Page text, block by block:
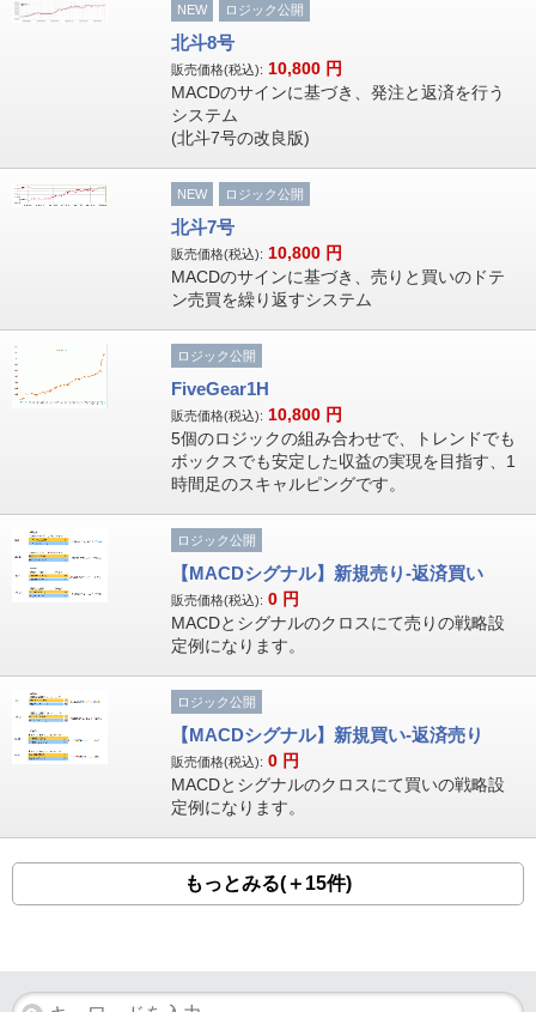
NEW ロジック公開
北斗8号
販売価格(税込): 10,800 円
MACDのサインに基づき、発注と返済を行う
システム
(北斗7号の改良版)
NEW ロジック公開
北斗7号
販売価格(税込): 10,800 円
MACDのサインに基づき、売りと買いのドテ
ン売買を繰り返すシステム
ロジック公開
FiveGear1H
販売価格(税込): 10,800 円
5個のロジックの組み合わせで、トレンドでも
ボックスでも安定した収益の実現を目指す、1
時間足のスキャルピングです。
ロジック公開
【MACDシグナル】新規売り-返済買い
販売価格(税込): 0 円
MACDとシグナルのクロスにて売りの戦略設
定例になります。
ロジック公開
【MACDシグナル】新規買い-返済売り
販売価格(税込): 0 円
MACDとシグナルのクロスにて買いの戦略設
定例になります。
もっとみる(＋15件)